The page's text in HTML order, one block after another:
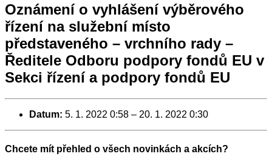
Oznámení o vyhlášení výběrového
řízení na služební místo
představeného – vrchního rady –
Ředitele Odboru podpory fondů EU v
Sekci řízení a podpory fondů EU
Datum: 5. 1. 2022 0:58 – 20. 1. 2022 0:30
Chcete mít přehled o všech novinkách a akcích?